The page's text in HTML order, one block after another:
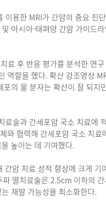
용한 MRI가 간암의 중요 진
아시아-태펴양 간암 가이드라
료 후 반응 평가를 분석한 연
역할을 했다. 확산 강조영상
의 물 분자는 확산이 잘 되지
료술과 간세포암 국소 치료에
와 협력해 간세포암 국소 치료
높이는 데 기여했다.
암 치료 성적 향상에 크게 기
열치료술은 2.5cm 이하의
재발 가능성을 최소화한다.